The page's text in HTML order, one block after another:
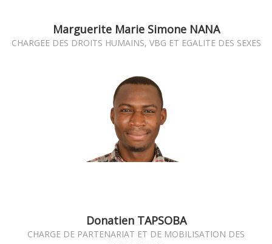
Marguerite Marie Simone NANA
CHARGEE DES DROITS HUMAINS, VBG ET EGALITE DES SEXES
Donatien TAPSOBA
CHARGE DE PARTENARIAT ET DE MOBILISATION DES